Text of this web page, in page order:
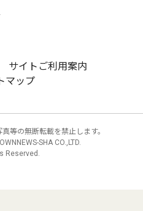
サイトご利用案内
マップ
等の無断転載を禁止します。
SHA CO.,LTD.
Reserved.